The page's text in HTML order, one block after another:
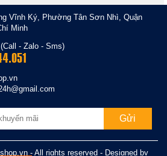
Vĩnh Ký, Phường Tân Sơn Nhì, Quận
Minh
- Zalo - Sms)
- All rights reserved - Designed by